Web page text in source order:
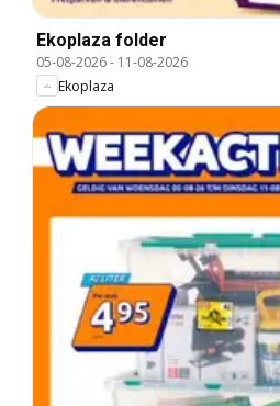
Ekoplaza folder
05-08-2026- 11-08-2026
Ekoplaza